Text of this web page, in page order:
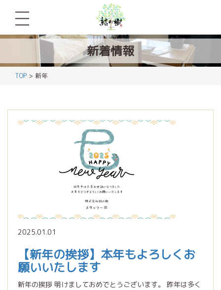
新着情報
TOP > 新年
2025.01.01
【新年の挨拶】本年もよろしくお
願いいたします
新年の挨拶 明けましておめでとうございます。 昨年は多く